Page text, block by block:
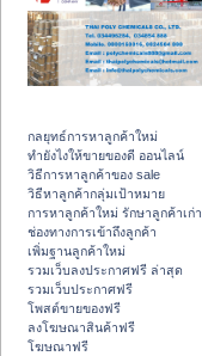
กลยุทธ์การหาลูกค้าใหม่
ทํายังไงให้ขายของดี ออนไลน์
วิธีการหาลูกค้าของ sale
วิธีหาลูกค้ากลุ่มเป้าหมาย
การหาลูกค้าใหม่ รักษาลูกค้าเก่า
ช่องทางการเข้าถึงลูกค้า
เพิ่มฐานลูกค้าใหม่
รวมเว็บลงประกาศฟรี ล่าสุด
รวมเว็บประกาศฟรี
โพสต์ขายของฟรี
ลงโฆษณาสินค้าฟรี
โฆษณาฟรี